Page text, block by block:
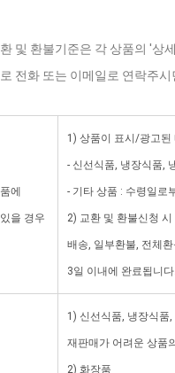
및 환불기준은 각 상품의 '상
전화 또는 이메일로 연락주
에
을 경우
1) 상품이 표시/광고된
- 신선식품, 냉장식품,
- 기타 상품 : 수령일로
2) 교환 및 환불신청
배송, 일부환불, 전체
3일 이내에 완료됩니
1) 신선식품, 냉장식품
재판매가 어려운 상품
2) 화장품